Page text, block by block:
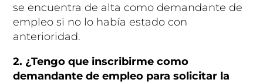
se encuentra de alta como demandante de
empleo si no lo había estado con
anterioridad.
2. ¿Tengo que inscribirme como
demandante de empleo para solicitar la